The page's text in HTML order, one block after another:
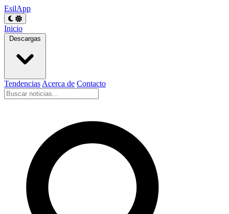
EsilApp
Inicio
Descargas
Tendencias Acerca de Contacto